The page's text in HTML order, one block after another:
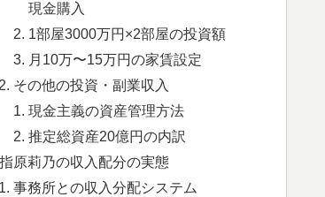
現金購入
1部屋3000万円×2部屋の投資額
月10万〜15万円の家賃設定
その他の投資・副業収入
現金主義の資産管理方法
推定総資産20億円の内訳
指原莉乃の収入配分の実態
事務所との収入分配システム